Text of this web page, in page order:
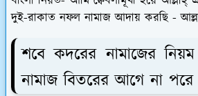
দুই-রাকাত নফল নামাজ আদায় করছি -
শবে কদরের নামাজের
নামাজ বিতরের আগে না পরে